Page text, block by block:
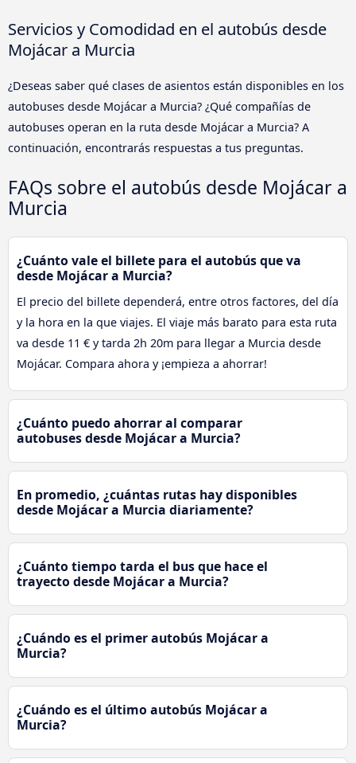
Servicios y Comodidad en el autobús desde
Mojácar a Murcia
¿Deseas saber qué clases de asientos están disponibles en los
autobuses desde Mojácar a Murcia? ¿Qué compañías de
autobuses operan en la ruta desde Mojácar a Murcia? A
continuación, encontrarás respuestas a tus preguntas.
FAQs sobre el autobús desde Mojácar a
Murcia
¿Cuánto vale el billete para el autobús que va
desde Mojácar a Murcia?
El precio del billete dependerá, entre otros factores, del día
y la hora en la que viajes. El viaje más barato para esta ruta
va desde 11 € y tarda 2h 20m para llegar a Murcia desde
Mojácar. Compara ahora y ¡empieza a ahorrar!
¿Cuánto puedo ahorrar al comparar
autobuses desde Mojácar a Murcia?
En promedio, ¿cuántas rutas hay disponibles
desde Mojácar a Murcia diariamente?
¿Cuánto tiempo tarda el bus que hace el
trayecto desde Mojácar a Murcia?
¿Cuándo es el primer autobús Mojácar a
Murcia?
¿Cuándo es el último autobús Mojácar a
Murcia?